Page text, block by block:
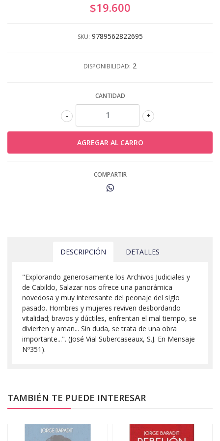
$19.600
SKU: 9789562822695
DISPONIBILIDAD: 2
CANTIDAD
+
-
COMPARTIR
DESCRIPCIÓN DETALLES
"Explorando generosamente los Archivos Judiciales y
de Cabildo, Salazar nos ofrece una panorámica
novedosa y muy interesante del peonaje del siglo
pasado. Hombres y mujeres reviven desbordando
vitalidad; bravos y dúctiles, enfrentan el mal tiempo, se
divierten y aman... Sin duda, se trata de una obra
importante...". (José Vial Subercaseaux, S.J. En Mensaje
Nº351).
TAMBIÉN TE PUEDE INTERESAR